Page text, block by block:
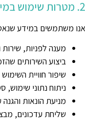
2. מטרות שימוש במידע
אנו משתמשים במידע
מענה לפניות,
ביצוע השירותים
שיפור חוויית
ניתוח נתוני שימוש,
מניעת הונאות
שליחת עדכונים,